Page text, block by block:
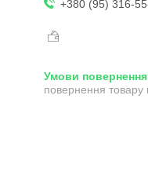
+380 (95) 316-
повернення товару